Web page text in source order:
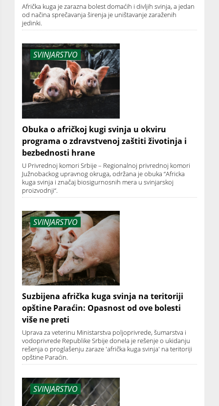
Afrička kuga je zarazna bolest domaćih i divljih svinja, a jedan
od načina sprečavanja širenja je uništavanje zaraženih
jedinki.
SVINJARSTVO
Obuka o afričkoj kugi svinja u okviru
programa o zdravstvenoj zaštiti životinja i
bezbednosti hrane
U Privrednoj komori Srbije – Regionalnoj privrednoj komori
Južnobackog upravnog okruga, održana je obuka “Africka
kuga svinja i značaj biosigurnosnih mera u svinjarskoj
proizvodnji“.
SVINJARSTVO
Suzbijena afrička kuga svinja na teritoriji
opštine Paraćin: Opasnost od ove bolesti
više ne preti
Uprava za veterinu Ministarstva poljoprivrede, šumarstva i
vodoprivrede Republike Srbije donela je rešenje o ukidanju
rešenja o proglašenju zaraze 'afrička kuga svinja' na teritoriji
opštine Paraćin.
SVINJARSTVO